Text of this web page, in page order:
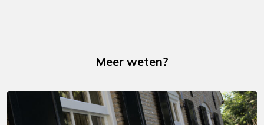
Meer weten?